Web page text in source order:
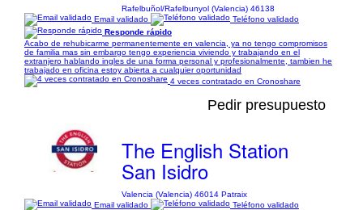
Rafelbuñol/Rafelbunyol (Valencia) 46138
Email validado
Teléfono validado
Responde rápido
Acabo de rehubicarme permanentemente en valencia, ya no tengo compromisos
de familia mas sin embargo tengo experiencia viviendo y trabajando en el
extranjero hablando ingles de una forma personal y profesionalmente, tambien he
trabajado en oficina estoy abierta a cualquier oportunidad
4 veces contratado en Cronoshare
Pedir presupuesto
The English Station
San Isidro
Valencia (Valencia) 46014 Patraix
Email validado
Teléfono validado